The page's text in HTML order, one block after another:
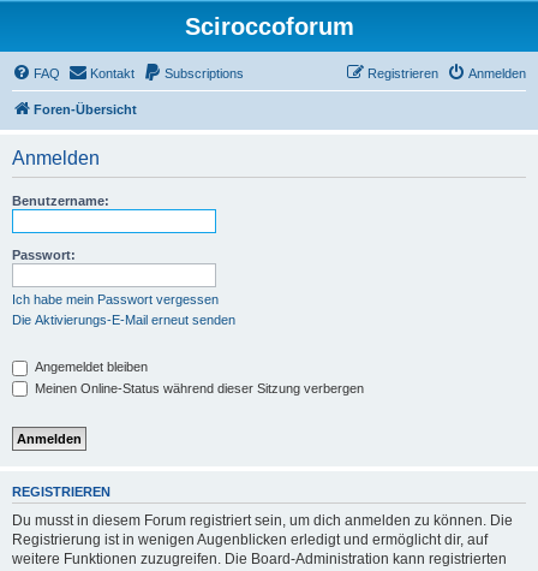
Sciroccoforum
FAQ Kontakt Subscriptions Anmelden
Registrieren
Foren-Übersicht
Anmelden
Benutzername:
Passwort:
Ich habe mein Passwort vergessen
Die Aktivierungs-E-Mail erneut senden
Angemeldet bleiben
Meinen Online-Status während dieser Sitzung verbergen
REGISTRIEREN
Du musst in diesem Forum registriert sein, um dich anmelden zu können. Die
Registrierung ist in wenigen Augenblicken erledigt und ermöglicht dir, auf
weitere Funktionen zuzugreifen. Die Board-Administration kann registrierten